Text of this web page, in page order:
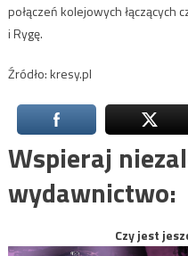
połączeń kolejowych łączących
i Rygę.
Źródło: kresy.pl
Wspieraj
wydawnictwo:
Czy jest